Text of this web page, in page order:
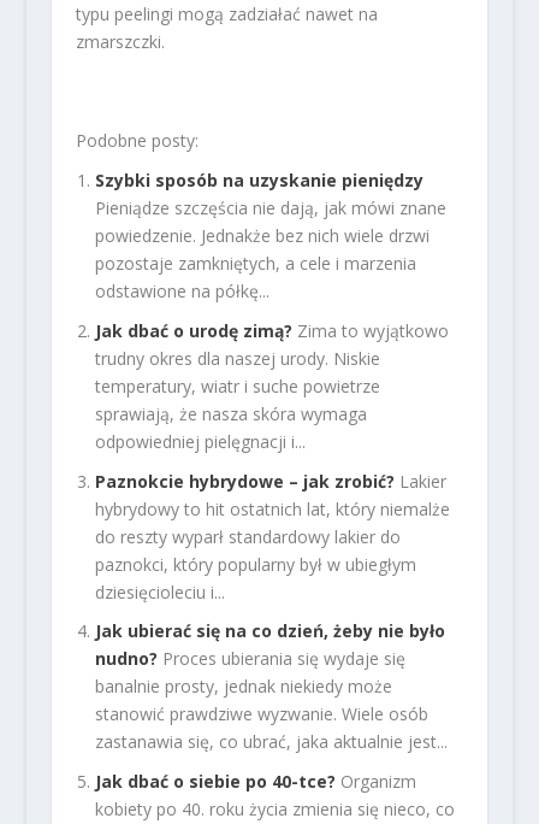
typu peelingi mogą zadziałać nawet na
zmarszczki.
Podobne posty:
Szybki sposób na uzyskanie pieniędzy
Pieniądze szczęścia nie dają, jak mówi znane
powiedzenie. Jednakże bez nich wiele drzwi
pozostaje zamkniętych, a cele i marzenia
odstawione na półkę...
Jak dbać o urodę zimą? Zima to wyjątkowo
trudny okres dla naszej urody. Niskie
temperatury, wiatr i suche powietrze
sprawiają, że nasza skóra wymaga
odpowiedniej pielęgnacji i...
Paznokcie hybrydowe – jak zrobić? Lakier
hybrydowy to hit ostatnich lat, który niemalże
do reszty wyparł standardowy lakier do
paznokci, który popularny był w ubiegłym
dziesięcioleciu i...
Jak ubierać się na co dzień, żeby nie było
nudno? Proces ubierania się wydaje się
banalnie prosty, jednak niekiedy może
stanowić prawdziwe wyzwanie. Wiele osób
zastanawia się, co ubrać, jaka aktualnie jest...
Jak dbać o siebie po 40-tce? Organizm
kobiety po 40. roku życia zmienia się nieco, co